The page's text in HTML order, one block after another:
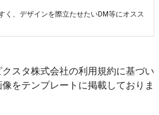
く、デザインを際立たせたいDM等にオスス
スタ株式会社の利用規約に基づい
をテンプレートに掲載しておりま